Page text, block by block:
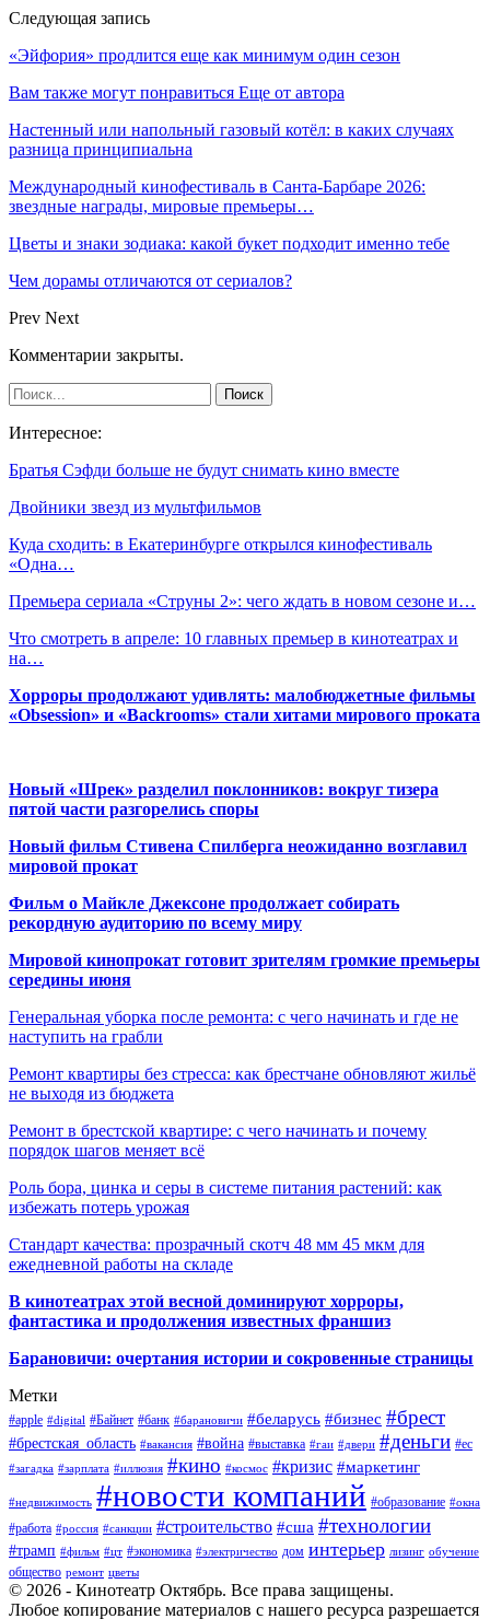
Следующая запись
«Эйфория» продлится еще как минимум один сезон
Вам также могут понравиться Еще от автора
Настенный или напольный газовый котёл: в каких случаях
разница принципиальна
Международный кинофестиваль в Санта-Барбаре 2026:
звездные награды, мировые премьеры…
Цветы и знаки зодиака: какой букет подходит именно тебе
Чем дорамы отличаются от сериалов?
Prev Next
Комментарии закрыты.
Интересное:
Братья Сэфди больше не будут снимать кино вместе
Двойники звезд из мультфильмов
Куда сходить: в Екатеринбурге открылся кинофестиваль
«Одна…
Премьера сериала «Струны 2»: чего ждать в новом сезоне и…
Что смотреть в апреле: 10 главных премьер в кинотеатрах и
на…
Хорроры продолжают удивлять: малобюджетные фильмы
«Obsession» и «Backrooms» стали хитами мирового проката
Новый «Шрек» разделил поклонников: вокруг тизера
пятой части разгорелись споры
Новый фильм Стивена Спилберга неожиданно возглавил
мировой прокат
Фильм о Майкле Джексоне продолжает собирать
рекордную аудиторию по всему миру
Мировой кинопрокат готовит зрителям громкие премьеры
середины июня
Генеральная уборка после ремонта: с чего начинать и где не
наступить на грабли
Ремонт квартиры без стресса: как брестчане обновляют жильё
не выходя из бюджета
Ремонт в брестской квартире: с чего начинать и почему
порядок шагов меняет всё
Роль бора, цинка и серы в системе питания растений: как
избежать потерь урожая
Стандарт качества: прозрачный скотч 48 мм 45 мкм для
ежедневной работы на складе
В кинотеатрах этой весной доминируют хорроры,
фантастика и продолжения известных франшиз
Барановичи: очертания истории и сокровенные страницы
Метки
#apple #digital #Байнет #банк #барановичи #беларусь #бизнес #брест
#брестская_область #вакансия #война #выставка #гаи #двери #деньги #ес
#загадка #зарплата #иллюзия #кино #космос #кризис #маркетинг
#недвижимость #новости компаний #образование #окна
#работа #россия #санкции #строительство #сша #технологии
#трамп #фильм #цт #экономика #электричество дом интерьер лизинг обучение
общество ремонт цветы
© 2026 - Кинотеатр Октябрь. Все права защищены.
Любое копирование материалов с нашего ресурса разрешается